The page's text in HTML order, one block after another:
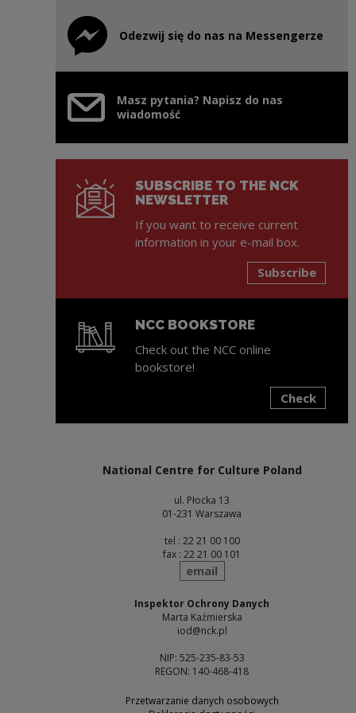
Odezwij się do nas na Messengerze
Note, the link will open in a new window
Masz pytania? Napisz do nas
wiadomość
SUBSCRIBE TO THE NCK
NEWSLETTER
If you want to receive current
information in your e-mail box.
Subscribe
NCC BOOKSTORE
Check out the NCC online
bookstore!
Check
National Centre for Culture Poland
ul. Płocka 13
01-231 Warszawa
tel : 22 21 00 100
fax : 22 21 00 101
send
email
Inspektor Ochrony Danych
Marta Kaźmierska
iod@nck.pl
NIP: 525-235-83-53
REGON: 140-468-418
Przetwarzanie danych osobowych